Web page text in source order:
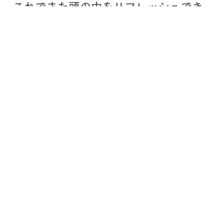
これでまた頭の中をリフレッシュでき